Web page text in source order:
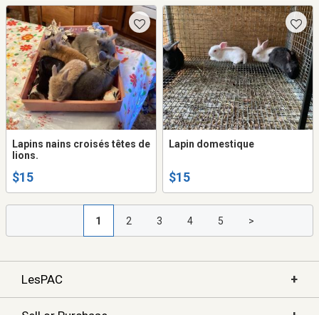
Lapins nains croisés têtes de
lions.
$15
Lapin domestique
$15
1 2 3 4 5 >
LesPAC +